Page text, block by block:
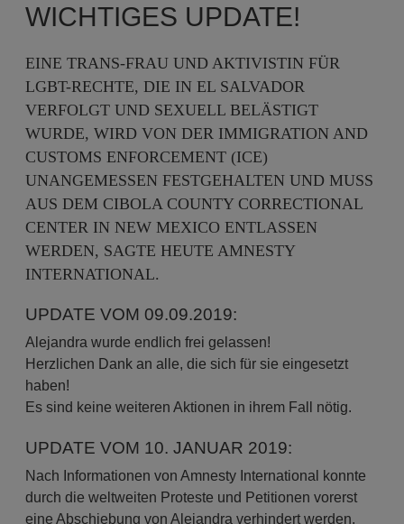
WICHTIGES UPDATE!
EINE TRANS-FRAU UND AKTIVISTIN FÜR
LGBT-RECHTE, DIE IN EL SALVADOR
VERFOLGT UND SEXUELL BELÄSTIGT
WURDE, WIRD VON DER IMMIGRATION AND
CUSTOMS ENFORCEMENT (ICE)
UNANGEMESSEN FESTGEHALTEN UND MUSS
AUS DEM CIBOLA COUNTY CORRECTIONAL
CENTER IN NEW MEXICO ENTLASSEN
WERDEN, SAGTE HEUTE AMNESTY
INTERNATIONAL.
UPDATE VOM 09.09.2019:
Alejandra wurde endlich frei gelassen!
Herzlichen Dank an alle, die sich für sie eingesetzt
haben!
Es sind keine weiteren Aktionen in ihrem Fall nötig.
UPDATE VOM 10. JANUAR 2019:
Nach Informationen von Amnesty International konnte
durch die weltweiten Proteste und Petitionen vorerst
eine Abschiebung von Alejandra verhindert werden.